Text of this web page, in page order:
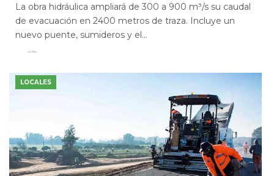
La obra hidráulica ampliará de 300 a 900 m³/s su caudal
de evacuación en 2400 metros de traza. Incluye un
nuevo puente, sumideros y el...
Leer Más
LOCALES